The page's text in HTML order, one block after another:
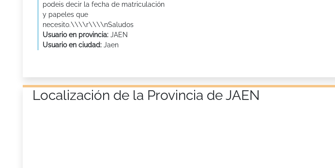
podeis decir la fecha de matriculación
y papeles que
necesito.\\\\r\\\\nSaludos
Usuario en provincia: JAEN
Usuario en ciudad: Jaen
Localización de la Provincia de JAEN